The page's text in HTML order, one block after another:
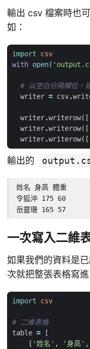
輸出 csv 檔案時也
如：
import
csv
with open(
# 以空白分隔欄位，
writer = csv.
writer.writerow([
writer.writerow([
writer.writerow([
輸出的
姓名 身高 體重
令狐沖 175 60
岳靈珊 165 57
一次寫入二維
如果我們的資料是
次就把整張表格寫
import csv
# 二維表格
table =
[
[ '姓名' , '身高' ,